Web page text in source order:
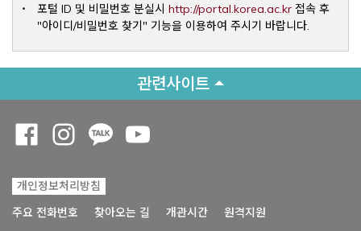
포털 ID 및 비밀번호 분실시 http://portal.korea.ac.krOpens a
접속 후
"아이디/비밀번호 찾기" 기능을 이용하여 주시기 바랍니다.
관련사이트
개인정보처리방침
주요 전화번호
찾아오는 길 개관시간 원격지원
Opens a new window
Opens a new window
Opens a new window